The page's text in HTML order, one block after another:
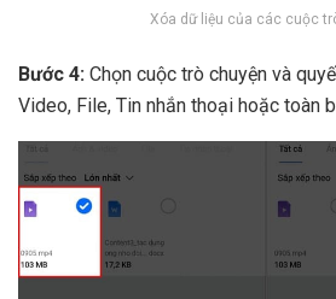
Xóa dữ liệu của các cuộc
Bước 4: Chọn cuộc trò chuyện và
Video, File, Tin nhắn thoại hoặc toàn